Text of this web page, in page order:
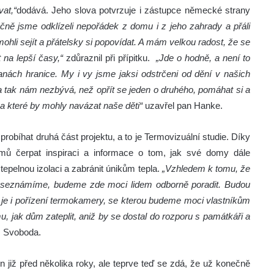
dodává. Jeho slova potvrzuje i zástupce německé strany
jsme odklízeli nepořádek z domu i z jeho zahrady a přáli
sejít a přátelsky si popovídat. A mám velkou radost, že se
lepší časy,“zdůraznil při přípitku. „Jde o hodně, a není to
hranice. My i vy jsme jaksi odstrčeni od dění v našich
nám nezbývá, než opřít se jeden o druhého, pomáhat si a
které by mohly navázat naše děti“uzavřel pan Hanke.
druhá část projektu, a to je Termovizuální studie. Díky
čerpat inspiraci a informace o tom, jak své domy dále
izolaci a zabránit únikům tepla. „Vzhledem k tomu, že
budeme zde moci lidem odborně poradit. Budou
i pořízení termokamery, se kterou budeme moci vlastníkům
jak dům zateplit, aniž by se dostal do rozporu s památkáři a
již před několika roky, ale teprve teď se zdá, že už konečně